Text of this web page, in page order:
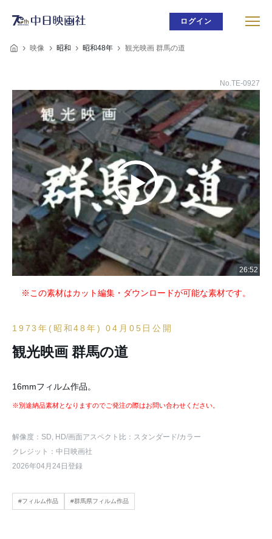
ログイン
映像 昭和 昭和48年 観光映画 群馬の道
No.TE-0927
※この素材はカット編集・ダウンロードが可能な素材です。
1973年(昭和48年) 04月05日公開
観光映画 群馬の道
16mmフィルム作品。
※別途納品素材となりますのでご発注の際はお問い合わせください。
解像度：SD, HD/画面アスペクト比：スタンダード/カラー
クレジット：中日映画社
2026年04月24日登録
#フィルム作品 #群馬県フィルム作品